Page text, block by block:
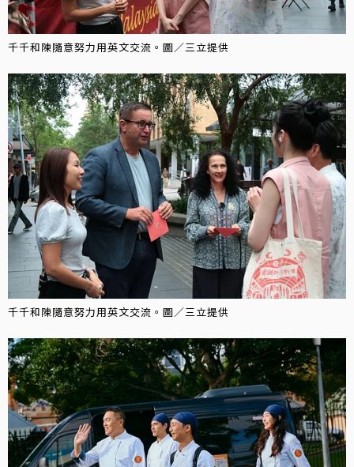
千千和陳隨意努力用英文交流。圖／三立提供
千千和陳隨意努力用英文交流。圖／三立提供